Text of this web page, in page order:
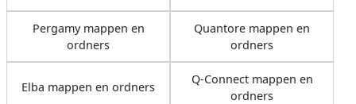
Pergamy mappen en
ordners
Quantore mappen en
ordners
Elba mappen en ordners
Q-Connect mappen en
ordners